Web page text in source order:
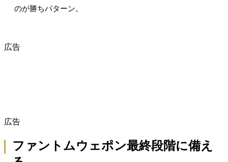
のが勝ちパターン。
広告
広告
ファントムウェポン最終段階に備え